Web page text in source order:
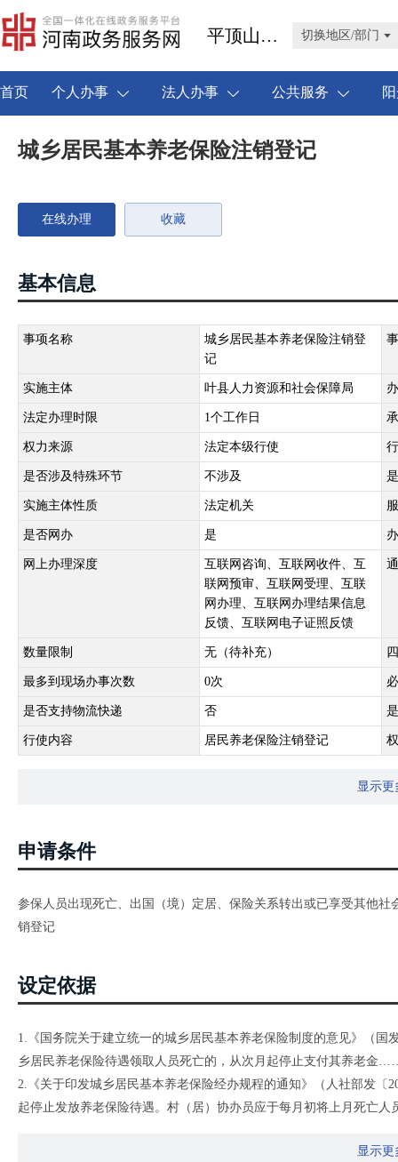
平顶山市叶县 切换地区/部门
首页 个人办事 法人办事 公共服务
城乡居民基本养老保险注销登记
在线办理 收藏
基本信息
事项名称
城乡居民基本养老保险注销登
记
实施主体 叶县人力资源和社会保障局
法定办理时限 1个工作日
权力来源 法定本级行使
是否涉及特殊环节 不涉及
实施主体性质 法定机关
是否网办 是
网上办理深度
互联网咨询、互联网收件、互
联网预审、互联网受理、互联
网办理、互联网办理结果信息
反馈、互联网电子证照反馈
数量限制 无（待补充）
最多到现场办事次数 0次
是否支持物流快递 否
行使内容 居民养老保险注销登记
显示更
申请条件
参保人员出现死亡、出国（境）定居、保险关系转出或已享受其他
销登记
设定依据
1.《国务院关于建立统一的城乡居民基本养老保险制度的意见》（
乡居民养老保险待遇领取人员死亡的，从次月起停止支付其养老金
2.《关于印发城乡居民基本养老保险经办规程的通知》（人社部发〔
起停止发放养老保险待遇。村（居）协办员应于每月初将上月死亡
显示更